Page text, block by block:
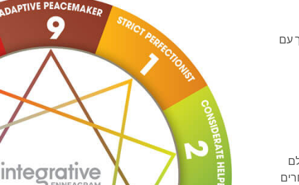
עם